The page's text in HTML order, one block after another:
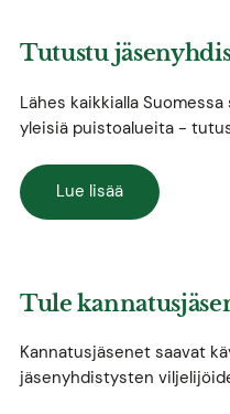
Tutustu
Lähes kaikkialla
yleisiä puistoalueita -
Lue lisää
Tule
Kannatusjäsenet saavat
jäsenyhdistysten